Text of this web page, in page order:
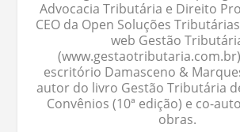
Advocacia Tributária e Direito
CEO da Open Soluções
web Gestão
escritório Damasceno &
autor do livro Gestão Tributária
Convênios (10ª edição) e co-
obras.